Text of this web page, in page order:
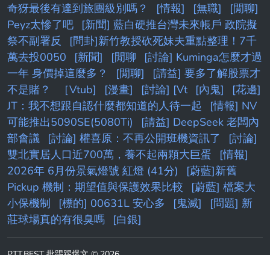
奇犽最後有達到旅團級別嗎？
[情報] [無職]
[閒聊]
Peyz太慘了吧
[新聞] 藍白硬推台灣未來帳戶 政院擬
祭不副署反
[問卦]新竹教授砍死妹夫重點整理！7千
萬去投0050
[新聞] [閒聊
[討論] Kuminga怎麼才過
一年 身價掉這麼多？
[閒聊]
[請益] 要多了解股票才
不是賭？
［Vtub] [漫畫] [討論] [Vt [內鬼]
[花邊]
JT：我不想跟自認什麼都知道的人待一起
[情報] NV
可能推出5090SE(5080Ti)
[請益] DeepSeek 老闆內
部會議
[討論] 權喜原：不再公開班機資訊了
[討論]
雙北實居人口近700萬，養不起兩顆大巨蛋
[情報]
2026年 6月份景氣燈號 紅燈 (41分)
[蔚藍]新舊
Pickup 機制：期望值與保護效果比較
[蔚藍] 檔案大
小保機制
[標的] 00631L 安心多 [鬼滅]
[問題] 新
莊球場真的有很臭嗎
[白銀]